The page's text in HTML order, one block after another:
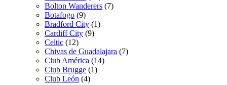
Bolton Wanderers (7)
Botafogo (9)
Bradford City (1)
Cardiff City (9)
Celtic (12)
Chivas de Guadalajara (7)
Club América (14)
Club Brugge (1)
Club León (4)